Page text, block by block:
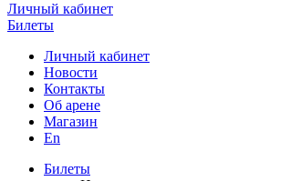
Личный кабинет
Билеты
Личный кабинет
Новости
Контакты
Об арене
Магазин
En
Билеты